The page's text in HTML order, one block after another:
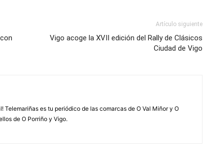
Artículo siguiente
Vigo acoge la XVII edición del Rally de Clásicos
Ciudad de Vigo
Telemariñas es tu periódico de las comarcas de O Val Miñor y O
de O Porriño y Vigo.